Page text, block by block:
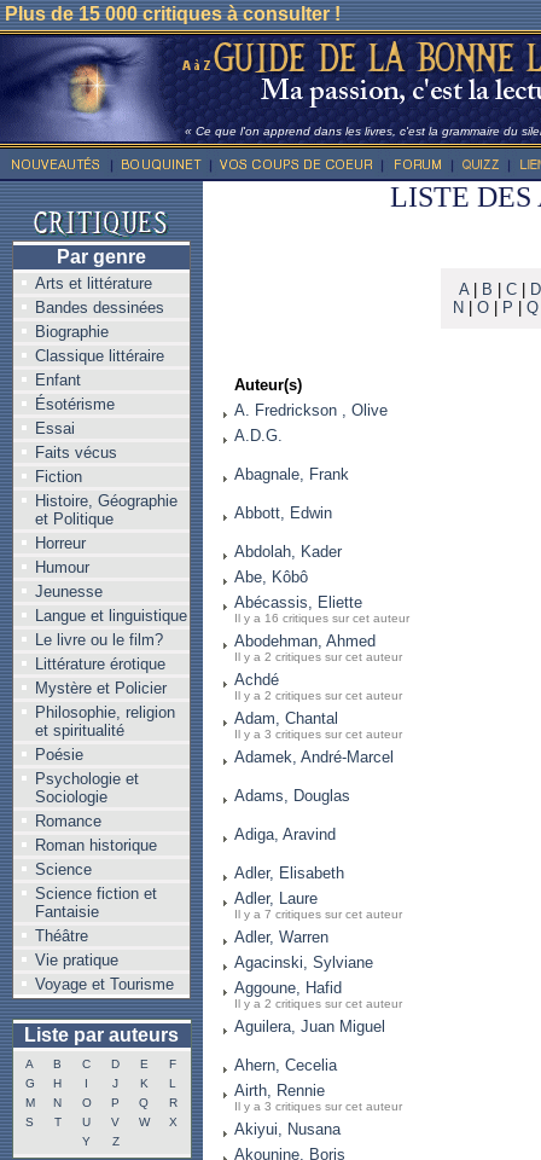
Plus de 15 000 critiques à consulter !
« Ce que l'on apprend dans les livres, c'est la grammaire du
Par genre
Arts et littérature
Bandes dessinées
Biographie
Classique littéraire
Enfant
Ésotérisme
Essai
Faits vécus
Fiction
Histoire, Géographie
et Politique
Horreur
Humour
Jeunesse
Langue et linguistique
Le livre ou le film?
Littérature érotique
Mystère et Policier
Philosophie, religion
et spiritualité
Poésie
Psychologie et
Sociologie
Romance
Roman historique
Science
Science fiction et
Fantaisie
Théâtre
Vie pratique
Voyage et Tourisme
Liste par auteurs
A B C D E
F
G
H I J K
L
M
N O P Q
R
S
T U V W
X
Y
Z
LISTE DES
A| B C
D
N
O| P Q
Auteur(s)
A. Fredrickson , Olive
A.D.G.
Abagnale, Frank
Abbott, Edwin
Abdolah, Kader
Abe, Kôbô
Abécassis, Eliette
Il y a 16 critiques sur cet auteur
Abodehman, Ahmed
Il y a 2 critiques sur cet auteur
Achdé
Il y a 2 critiques sur cet auteur
Adam, Chantal
Il y a 3 critiques sur cet auteur
Adamek, André-Marcel
Adams, Douglas
Adiga, Aravind
Adler, Elisabeth
Adler, Laure
Il y a 7 critiques sur cet auteur
Adler, Warren
Agacinski, Sylviane
Aggoune, Hafid
Il y a 2 critiques sur cet auteur
Aguilera, Juan Miguel
Ahern, Cecelia
Airth, Rennie
Il y a 3 critiques sur cet auteur
Akiyui, Nusana
Akounine, Boris